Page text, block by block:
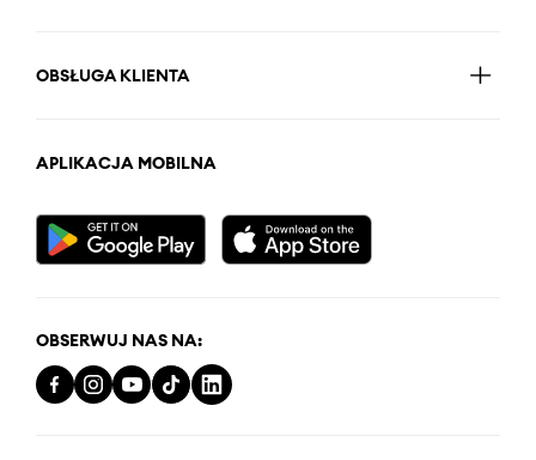
OBSŁUGA KLIENTA
APLIKACJA MOBILNA
OBSERWUJ NAS NA: